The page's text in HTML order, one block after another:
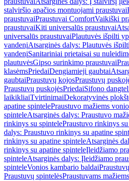
stalviršio apačios montuojami praustuvai
praustuvaiPraustuvai ComfortVaikiški
praustuvaiKiti universalūs praustuvai
universalūs praustuvaiPlautuvės išpilti
vandenįAtsarginės dalys: Plautuvės
vandenįSanitariniai prietaisai su
plautuvėsGipso surinkimo praustuvai
klasėmsPriedaiDengiamieji gaubtai
gaubtaiPraustuvų kojosPraustuvų
Praustuvų puskojėsPriedaiSifono
laikikliaiTvirtinimaiDekoratyvinės
apatine spintelePraustuvo mažiems
spinteleAtsarginės dalys: Praustuvo
rinkinys su spintelePraustuvo rinkinys
dalys: Praustuvo rinkinys su apatine
rinkinys su apatine spinteleAtsarginės
rinkinys su apatine spinteleĮleidžiamo
spinteleAtsarginės dalys: Įleidžiamo
spinteleVonios kambario baldai
Praustuvų spintelėsPraustuvams